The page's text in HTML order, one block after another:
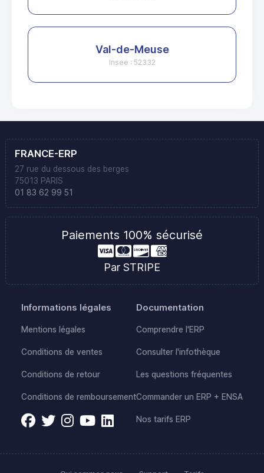
Val-de-Meuse
Insee : 52332
FRANCE-ERP
27 rue du dessous des berges
75013 PARIS
01 83 62 99 51
Paiements 100% sécurisé
Par STRIPE
Informations légales
Mentions légales
Conditions de ventes
Conditions de retour
Conditions de remboursement
Documentation
Comprendre l'ERP
Consulter l'infothèque
Les questions fréquentes
Commander un ERP + ENSA
Nos tarifs ERP